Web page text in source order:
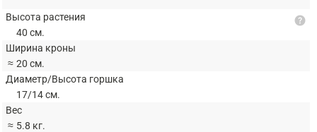
Высота растения
40 см.
Ширина кроны
≈ 20 см.
Диаметр/Высота горшка
17/14 см.
Вес
≈ 5.8 кг.
help